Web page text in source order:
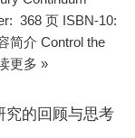
368 页 ISBN-10:
简介 Control the
更多 »
究的回顾与思考